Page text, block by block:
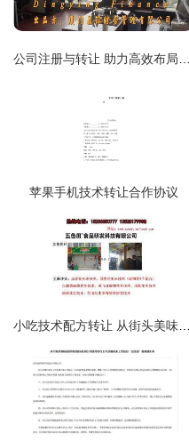
苹果手机技术转让合作协议